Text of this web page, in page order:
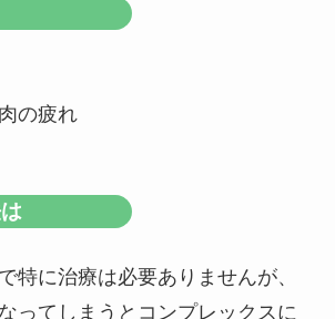
の疲れ
特に治療は必要ありませんが、
ってしまうとコンプレックスに